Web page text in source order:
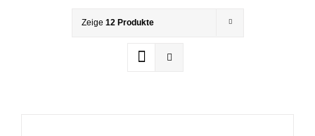
Zeige 12 Produkte